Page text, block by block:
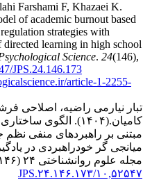
Farshami F, Khazaei K.
of academic burnout based
strategies with
learning in high school
Science. 24(146),
JPS.24.146.173
article-1-2255-
تبار نیارمی راضیه، اصلاحی
کامیان.(۱۴۰۴).
الگوی
مبتنی بر راهبردهای منفی
میانجی گر خودراهبردی در
مجله علوم روانشناختی ۲۴ (۱۴۶) :۱۸۹-۱۷۳
۱۰,۵۲۵۴۷/JPS.۲۴.۱۴۶.۱۷۳